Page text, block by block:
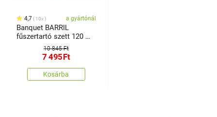
4,7 10x a gyártónál
Banquet BARRIL
fűszertartó szett 120 ml,
10 845 Ft
7 495Ft
Kosárba